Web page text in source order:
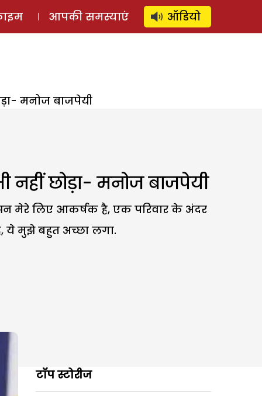
लॉग इन ⚲ SUBSCRIBE
आपकी समस्याएं ऑडियो
मनोज बाजपेयी
छोड़ा- मनोज बाजपेयी
मेरे लिए आकर्षक है, एक परिवार के अंदर
ये मुझे बहुत अच्छा लगा.
टॉप स्टोरीज